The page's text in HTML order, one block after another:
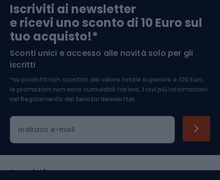
Arrampicata
Medicina dello sport
Abbigliamento ciclistico
Iscriviti ai newsletter
e ricevi uno sconto di 10 Euro sul
tuo acquisto!*
Sconti unici e accesso alle novità solo per gli
iscritti
*su prodotti non scontati del valore totale superiore a 100 Euro,
le promozioni non sono cumulabili tra loro, trovi più informazioni
nel Regolamento del Servizio Newsletter.
Indirizzo e-mail
Acquisti